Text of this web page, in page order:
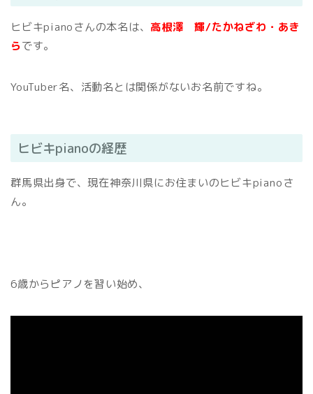
ヒビキpianoさんの本名は、 高根澤 輝/たかねざわ・あき
らです。
YouTuber名、活動名とは関係がないお名前ですね。
ヒビキpianoの経歴
群馬県出身で、現在神奈川県にお住まいのヒビキpianoさ
ん。
6歳からピアノを習い始め、